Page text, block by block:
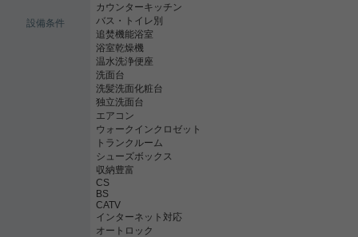
設備条件
カウンターキッチン
バス・トイレ別
追焚機能浴室
浴室乾燥機
温水洗浄便座
洗面台
洗髪洗面化粧台
独立洗面台
エアコン
ウォークインクロゼット
トランクルーム
シューズボックス
収納豊富
CS
BS
CATV
インターネット対応
オートロック